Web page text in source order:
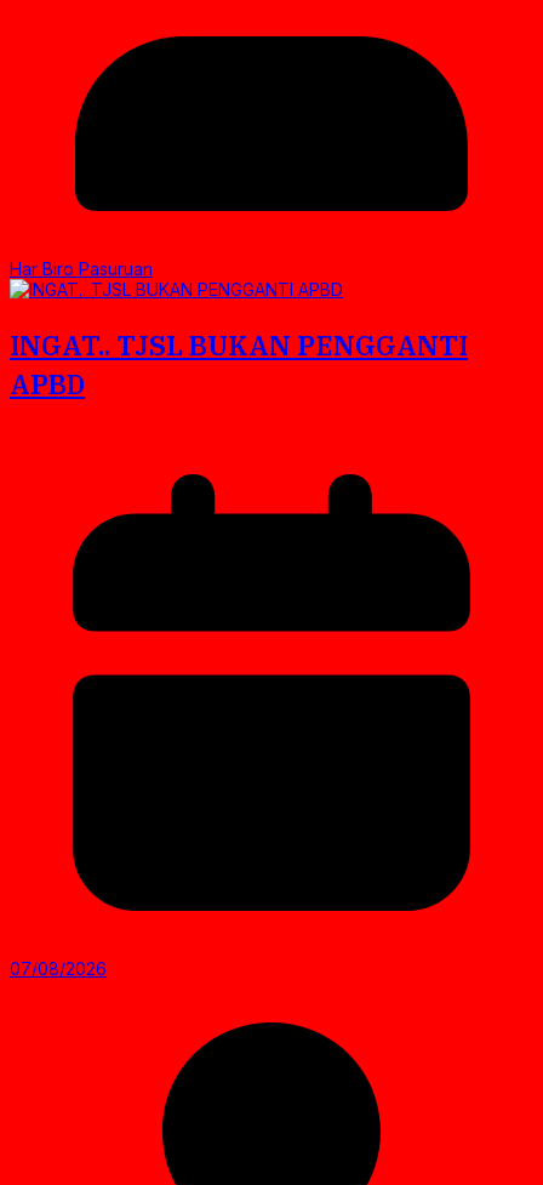
Har Biro Pasuruan
INGAT.. TJSL BUKAN PENGGANTI
APBD
07/08/2026